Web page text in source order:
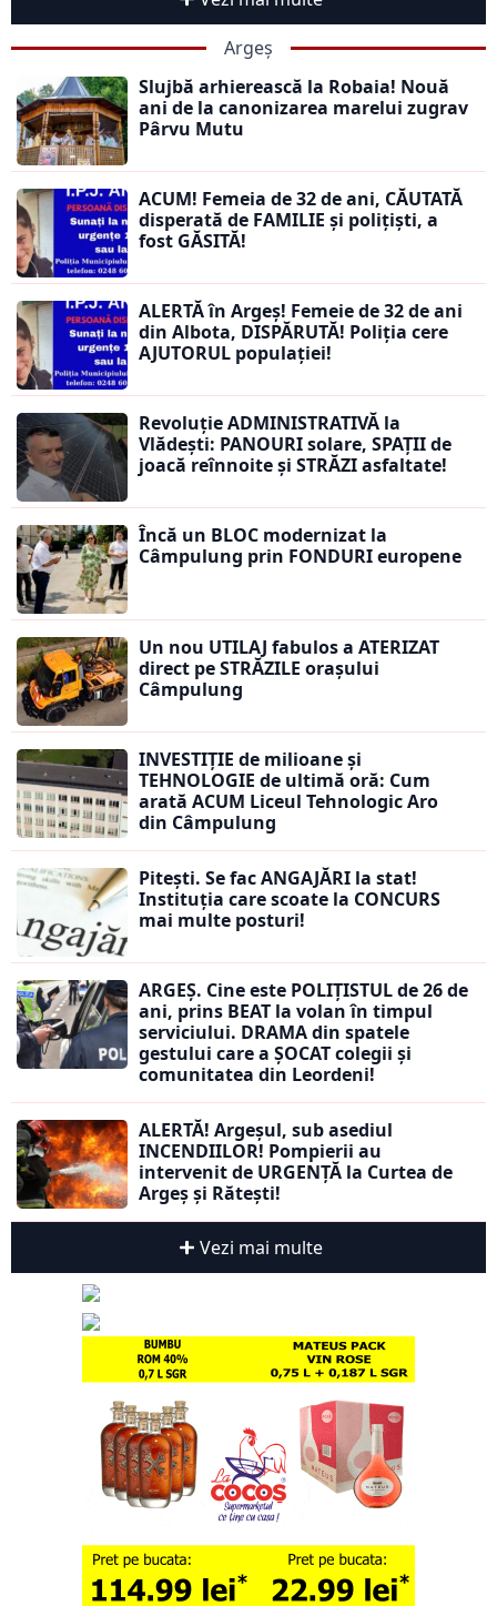
Argeș
Slujbă arhierească la Robaia! Nouă
ani de la canonizarea marelui zugrav
Pârvu Mutu
ACUM! Femeia de 32 de ani, CĂUTATĂ
disperată de FAMILIE și polițiști, a
fost GĂSITĂ!
ALERTĂ în Argeș! Femeie de 32 de ani
din Albota, DISPĂRUTĂ! Poliția cere
AJUTORUL populației!
Revoluție ADMINISTRATIVĂ la
Vlădești: PANOURI solare, SPAȚII de
joacă reînnoite și STRĂZI asfaltate!
Încă un BLOC modernizat la
Câmpulung prin FONDURI europene
Un nou UTILAJ fabulos a ATERIZAT
direct pe STRĂZILE orașului
Câmpulung
INVESTIȚIE de milioane și
TEHNOLOGIE de ultimă oră: Cum
arată ACUM Liceul Tehnologic Aro
din Câmpulung
Pitești. Se fac ANGAJĂRI la stat!
Instituția care scoate la CONCURS
mai multe posturi!
ARGEȘ. Cine este POLIȚISTUL de 26 de
ani, prins BEAT la volan în timpul
serviciului. DRAMA din spatele
gestului care a ȘOCAT colegii și
comunitatea din Leordeni!
ALERTĂ! Argeșul, sub asediul
INCENDIILOR! Pompierii au
intervenit de URGENȚĂ la Curtea de
Argeș și Rătești!
Vezi mai multe